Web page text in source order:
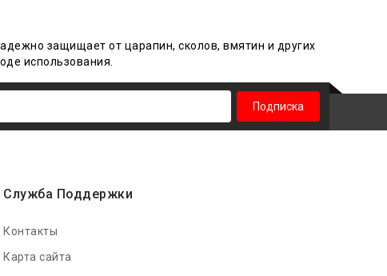
защищает от царапин, сколов, вмятин и других
использования.
Подписка
Служба Поддержки
Контакты
Карта сайта